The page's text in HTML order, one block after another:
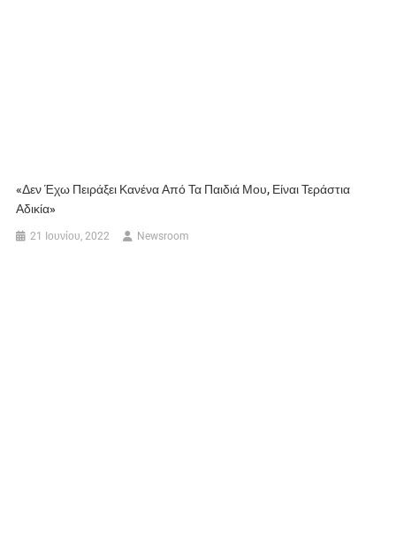
«Δεν Έχω Πειράξει Κανένα Από Τα Παιδιά Μου, Είναι Τεράστια
Αδικία»
21 Ιουνίου, 2022 Newsroom